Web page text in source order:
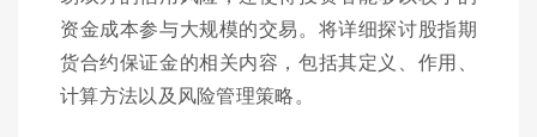
资金成本参与大规模的交易。将详细探讨股指期
货合约保证金的相关内容，包括其定义、作用、
计算方法以及风险管理策略。